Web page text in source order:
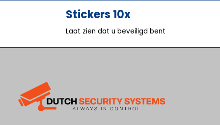
Stickers 10x
Laat zien dat u beveiligd bent